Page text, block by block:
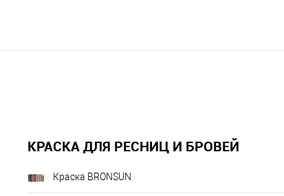
КРАСКА ДЛЯ РЕСНИЦ И БРОВЕЙ
Краска BRONSUN